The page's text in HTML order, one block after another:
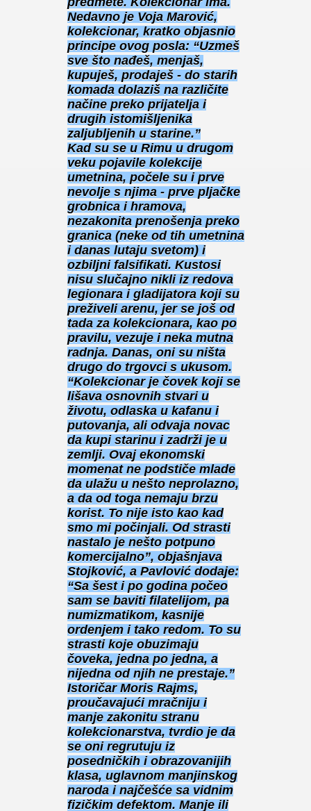
Nedavno je Voja Marović,
kolekcionar, kratko objasnio
principe ovog posla: “Uzmeš
sve što nađeš, menjaš,
kupuješ, prodaješ - do starih
komada dolaziš na različite
načine preko prijatelja i
drugih istomišljenika
zaljubljenih u starine.”
Kad su se u Rimu u drugom
veku pojavile kolekcije
umetnina, počele su i prve
nevolje s njima - prve pljačke
grobnica i hramova,
nezakonita prenošenja preko
granica (neke od tih umetnina
i danas lutaju svetom) i
ozbiljni falsifikati. Kustosi
nisu slučajno nikli iz redova
legionara i gladijatora koji su
preživeli arenu, jer se još od
tada za kolekcionara, kao po
pravilu, vezuje i neka mutna
radnja. Danas, oni su ništa
drugo do trgovci s ukusom.
“Kolekcionar je čovek koji se
lišava osnovnih stvari u
životu, odlaska u kafanu i
putovanja, ali odvaja novac
da kupi starinu i zadrži je u
zemlji. Ovaj ekonomski
momenat ne podstiče mlade
da ulažu u nešto neprolazno,
a da od toga nemaju brzu
korist. To nije isto kao kad
smo mi počinjali. Od strasti
nastalo je nešto potpuno
komercijalno”, objašnjava
Stojković, a Pavlović dodaje:
“Sa šest i po godina počeo
sam se baviti filatelijom, pa
numizmatikom, kasnije
ordenjem i tako redom. To su
strasti koje obuzimaju
čoveka, jedna po jedna, a
nijedna od njih ne prestaje.”
Istoričar Moris Rajms,
proučavajući mračniju i
manje zakonitu stranu
kolekcionarstva, tvrdio je da
se oni regrutuju iz
posedničkih i obrazovanijih
klasa, uglavnom manjinskog
naroda i najčešće sa vidnim
fizičkim defektom. Manje ili